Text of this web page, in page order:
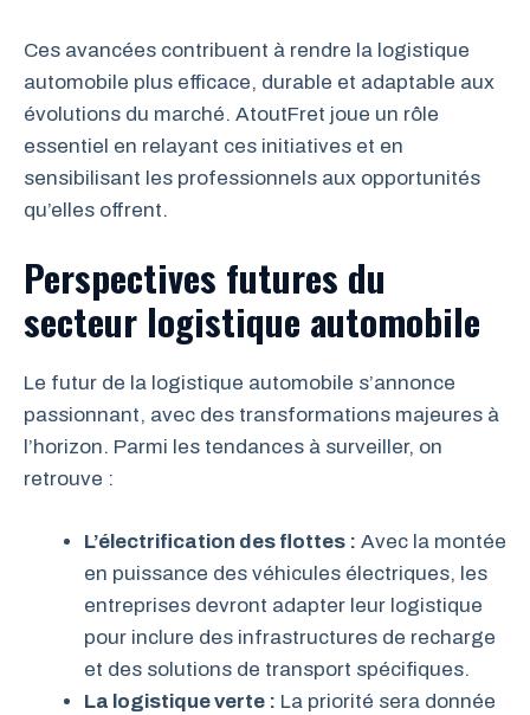
Ces avancées contribuent à rendre la logistique
automobile plus efficace, durable et adaptable aux
évolutions du marché. AtoutFret joue un rôle
essentiel en relayant ces initiatives et en
sensibilisant les professionnels aux opportunités
qu’elles offrent.
Perspectives futures du
secteur logistique automobile
Le futur de la logistique automobile s’annonce
passionnant, avec des transformations majeures à
l’horizon. Parmi les tendances à surveiller, on
retrouve :
L’électrification des flottes : Avec la montée
en puissance des véhicules électriques, les
entreprises devront adapter leur logistique
pour inclure des infrastructures de recharge
et des solutions de transport spécifiques.
La logistique verte : La priorité sera donnée